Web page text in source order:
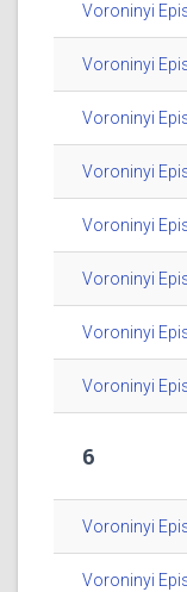
Voroninyi
Voroninyi
Voroninyi
Voroninyi
Voroninyi
Voroninyi
Voroninyi
Voroninyi
6
Voroninyi
Voroninyi